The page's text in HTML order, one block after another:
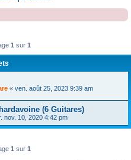
1 sur 1
« ven. août 25, 2023 9:39 am
(6 Guitares)
nov. 10, 2020 4:42 pm
1 sur 1